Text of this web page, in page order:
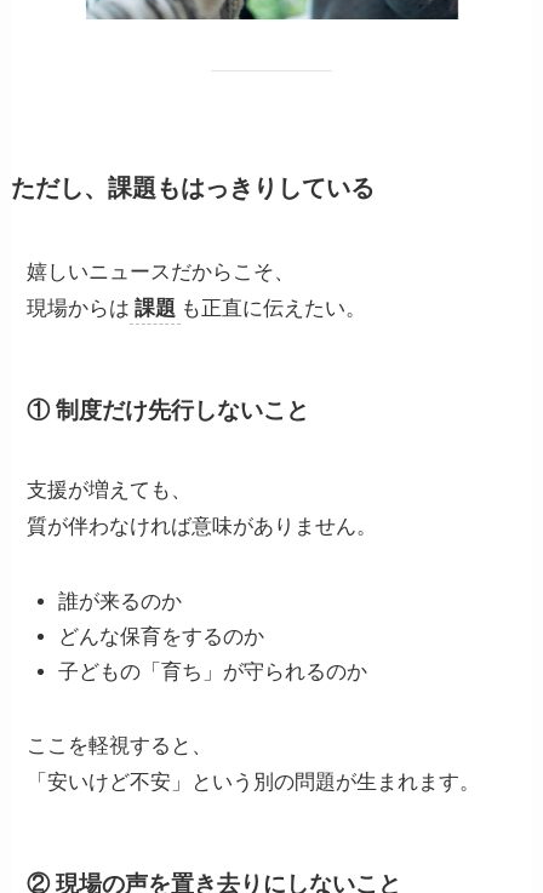
ただし、課題もはっきりしている
嬉しいニュースだからこそ、
現場からは 課題 も正直に伝えたい。
① 制度だけ先行しないこと
支援が増えても、
質が伴わなければ意味がありません。
誰が来るのか
どんな保育をするのか
子どもの「育ち」が守られるのか
ここを軽視すると、
「安いけど不安」という別の問題が生まれます。
② 現場の声を置き去りにしないこと